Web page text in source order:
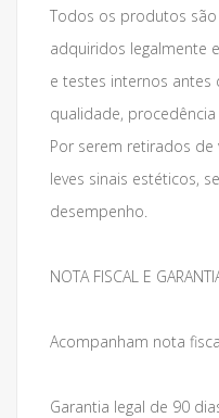
Todos os produtos
adquiridos legalmente
e testes internos antes
qualidade,
Por serem retirados
leves sinais estéticos,
desempenho.
NOTA FISCAL E
Acompanham nota
Garantia legal de 90